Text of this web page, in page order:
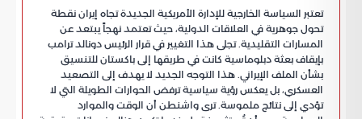
تعتبر السياسة الخارجية للإدارة الأمريكية الجديدة تجاه إيران نقطة
تحول جوهرية في العلاقات الدولية، حيث تعتمد نهجاً يبتعد عن
المسارات التقليدية. تجلى هذا التغيير في قرار الرئيس دونالد ترامب
بإيقاف بعثة دبلوماسية كانت في طريقها إلى باكستان للتنسيق
بشأن الملف الإيراني. هذا التوجه الجديد لا يهدف إلى التصعيد
العسكري، بل يعكس رؤية سياسية ترفض الحوارات الطويلة التي لا
تؤدي إلى نتائج ملموسة. ترى واشنطن أن الوقت والموارد